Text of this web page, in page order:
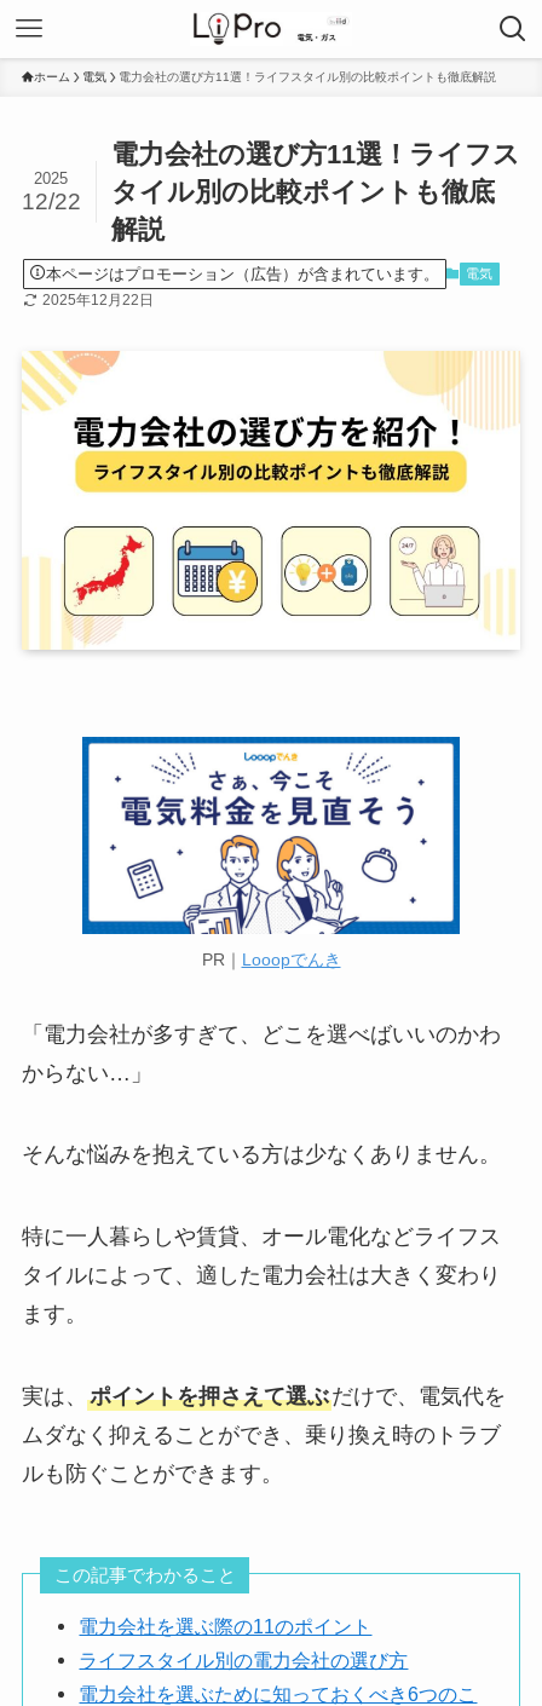
ホーム 電気 電力会社の選び方11選！ライフスタイル別の比較ポイントも徹底解説
電力会社の選び方11選！ライフス
タイル別の比較ポイントも徹底
解説
2025
12/22
本ページはプロモーション（広告）が含まれています。 電気
2025年12月22日
PR｜ Looopでんき
「電力会社が多すぎて、どこを選べばいいのかわ
からない…」
そんな悩みを抱えている方は少なくありません。
特に一人暮らしや賃貸、オール電化などライフス
タイルによって、適した電力会社は大きく変わり
ます。
実は、 ポイントを押さえて選ぶだけで、電気代を
ムダなく抑えることができ、乗り換え時のトラブ
ルも防ぐことができます。
この記事でわかること
電力会社を選ぶ際の11のポイント
ライフスタイル別の電力会社の選び方
電力会社を選ぶために知っておくべき6つのこ